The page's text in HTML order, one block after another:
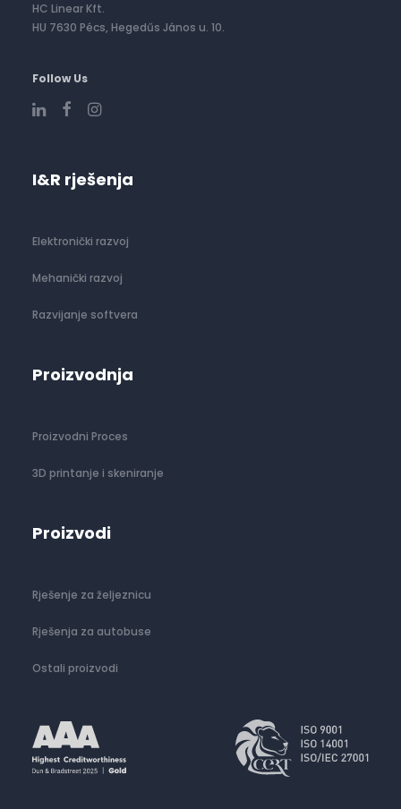
HC Linear Kft.
HU 7630 Pécs, Hegedűs János u. 10.
Follow Us
I&R rješenja
Elektronički razvoj
Mehanički razvoj
Razvijanje softvera
Proizvodnja
Proizvodni Proces
3D printanje i skeniranje
Proizvodi
Rješenje za željeznicu
Rješenja za autobuse
Ostali proizvodi